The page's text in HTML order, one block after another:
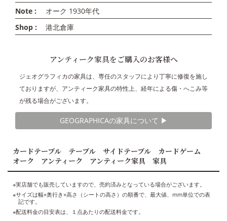
Note :
オーク 1930年代
Shop :
港北倉庫
アンティーク家具をご購入のお客様へ
ジェオグラフィカの家具は、専任のスタッフにより丁寧に修復を施し
ておりますが、アンティーク家具の特性上、経年による傷・へこみ等
が残る場合がございます。
GEOGRAPHICAの家具について ▶︎
カードテーブル テーブル サイドテーブル カードゲーム
オーク アンティーク アンティーク家具 家具
※実店舗でも販売していますので、売約済みとなっている場合がございます。
※サイズは幅×奥行き×高さ（シートの高さ）の順番で、最大値、mm単位での表
記です。
※配送料金の目安表は、１点あたりの配送料金です。